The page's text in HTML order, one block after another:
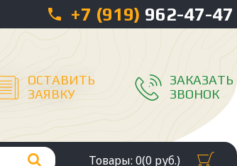
+7 (919) 962-47-47
ОСТАВИТЬ
ЗАЯВКУ
ЗАКАЗАТЬ
ЗВОНОК
Товары: 0(0 руб.)